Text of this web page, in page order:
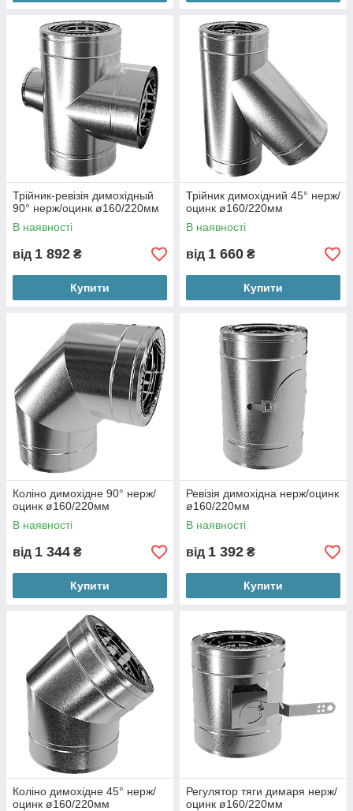
Трійник-ревізія димохідный
90° нерж/оцинк ø160/220мм
В наявності
від 1 892 ₴
Купити
Трійник димохідний 45° нерж/
оцинк ø160/220мм
В наявності
від 1 660 ₴
Купити
Коліно димохідне 90° нерж/
оцинк ø160/220мм
В наявності
від 1 344 ₴
Купити
Ревізія димохідна нерж/оцинк
ø160/220мм
В наявності
від 1 392 ₴
Купити
Коліно димохідне 45° нерж/
оцинк ø160/220мм
Регулятор тяги димаря нерж/
оцинк ø160/220мм